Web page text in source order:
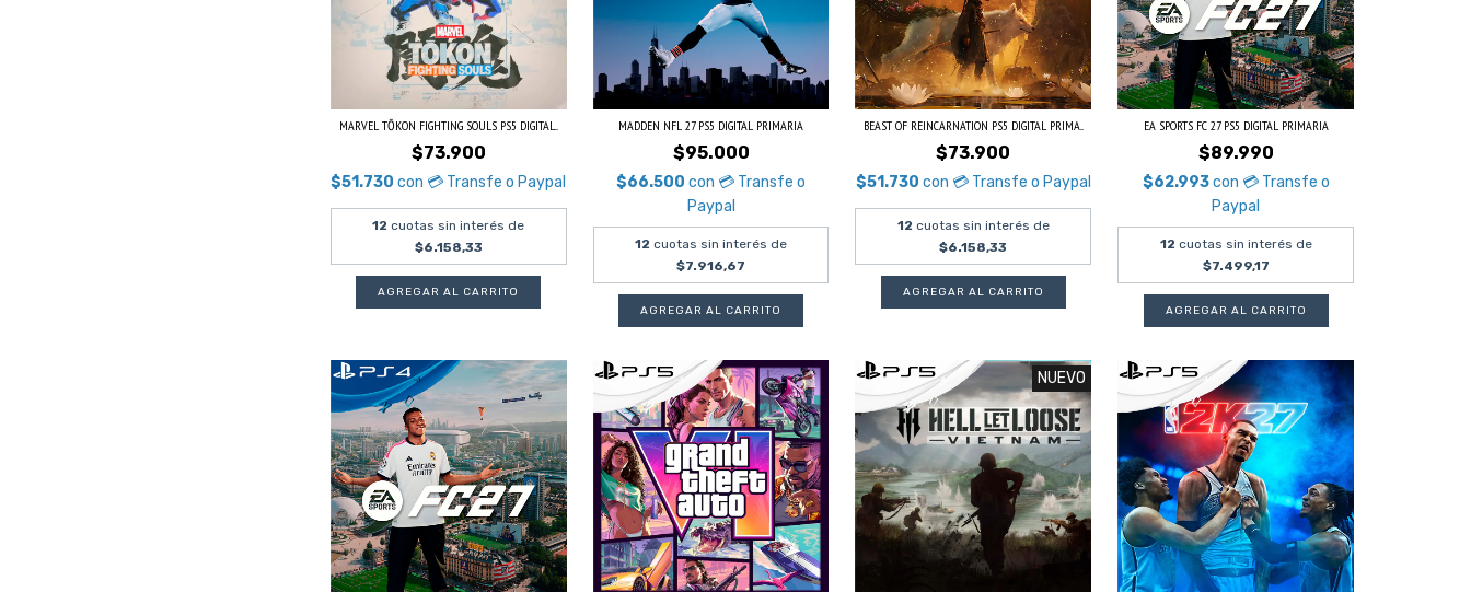
MARVEL TŌKON FIGHTING SOULS PS5 DIGITAL...
$73.900
$51.730con 💳 Transfe o Paypal
12 cuotas sin interés de
$6.158,33
MADDEN NFL 27 PS5 DIGITAL PRIMARIA
$95.000
$66.500con 💳 Transfe o
Paypal
12 cuotas sin interés de
$7.916,67
BEAST OF REINCARNATION PS5 DIGITAL PRIMA...
$73.900
$51.730 con 💳 Transfe o Paypal
12 cuotas sin interés de
$6.158,33
EA SPORTS FC 27 PS5 DIGITAL PRIMARIA
$89.990
$62.993con 💳 Transfe o
Paypal
12 cuotas sin interés de
$7.499,17
NUEVO